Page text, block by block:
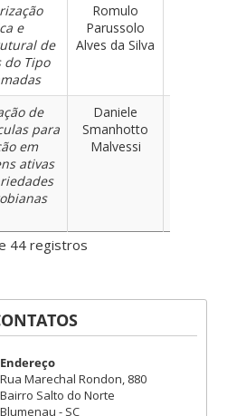
e
de
do Tipo
Romulo
Parussolo
Alves da Silva
de
para
em
ativas
Daniele
Smanhotto
Malvessi
44 registros
Endereço
Rua Marechal Rondon, 880
Bairro Salto do Norte
Blumenau - SC